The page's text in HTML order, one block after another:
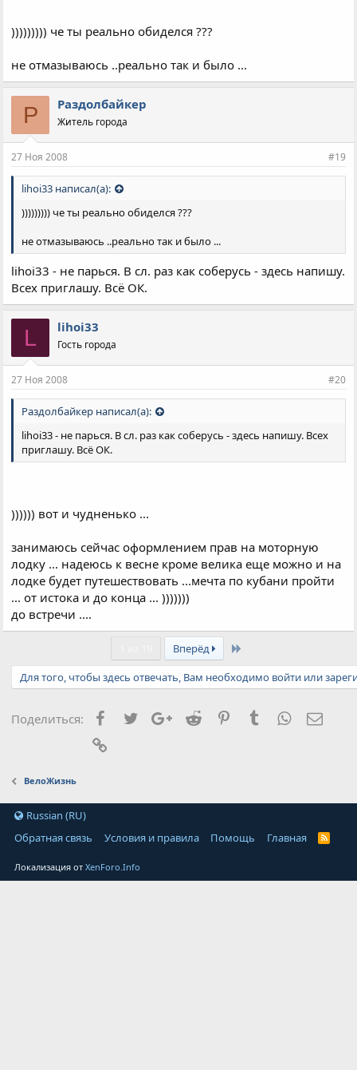
))))))))) че ты реально обиделся ???
не отмазываюсь ..реально так и было ...
Р Раздолбайкер
Житель города
27 Ноя 2008 #19
lihoi33 написал(а):
))))))))) че ты реально обиделся ???
не отмазываюсь ..реально так и было ...
lihoi33 - не парься. В сл. раз как соберусь - здесь напишу.
Всех приглашу. Всё ОК.
L lihoi33
Гость города
27 Ноя 2008 #20
Раздолбайкер написал(а):
lihoi33 - не парься. В сл. раз как соберусь - здесь напишу. Всех
приглашу. Всё ОК.
)))))) вот и чудненько ...
занимаюсь сейчас оформлением прав на моторную
лодку ... надеюсь к весне кроме велика еще можно и на
лодке будет путешествовать ...мечта по кубани пройти
... от истока и до конца ... )))))))
до встречи ....
Вперёд
Для того, чтобы здесь отвечать, Вам необходимо войти или
Поделиться: Facebook
TwitterGoogle+
Reddit PinterestTumblrWhatsApp
ВелоЖизнь
Russian (RU)
Обратная связь
Условия и правила Помощь Главная
Локализация отXenForo.Info